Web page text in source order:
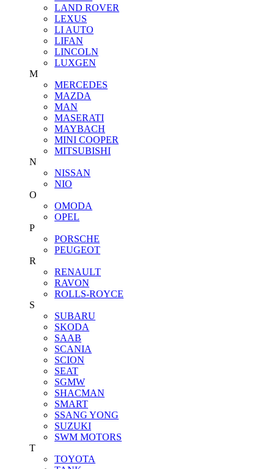
LAND ROVER
LEXUS
LI AUTO
LIFAN
LINCOLN
LUXGEN
M
MERCEDES
MAZDA
MAN
MASERATI
MAYBACH
MINI COOPER
MITSUBISHI
N
NISSAN
NIO
O
OMODA
OPEL
P
PORSCHE
PEUGEOT
R
RENAULT
RAVON
ROLLS-ROYCE
S
SUBARU
SKODA
SAAB
SCANIA
SCION
SEAT
SGMW
SHACMAN
SMART
SSANG YONG
SUZUKI
SWM MOTORS
T
TOYOTA